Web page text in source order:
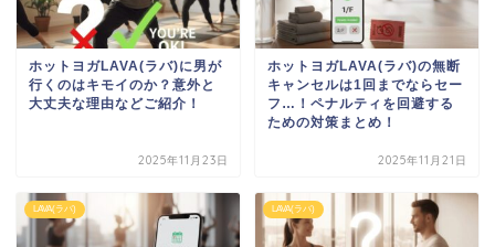
ホットヨガLAVA(ラバ)に男が
行くのはキモイのか？意外と
大丈夫な理由などご紹介！
2025年11月23日
ホットヨガLAVA(ラバ)の無断
キャンセルは1回までならセー
フ…！ペナルティを回避する
ための対策まとめ！
2025年11月21日
LAVA(ラバ) LAVA(ラバ)